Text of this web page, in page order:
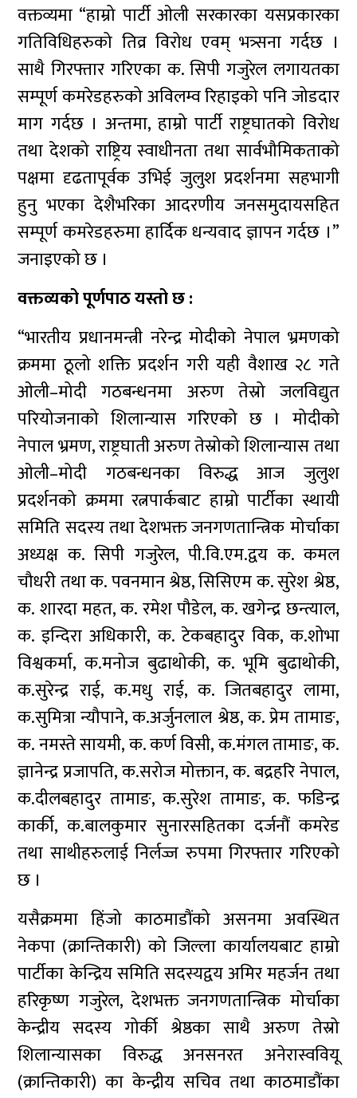
वक्तव्यमा “हाम्रो पार्टी ओली सरकारका यसप्रकारका
गतिविधिहरुको तिव्र विरोध एवम् भत्र्सना गर्दछ ।
साथै गिरफ्तार गरिएका क. सिपी गजुरेल लगायतका
सम्पूर्ण कमरेडहरुको अविलम्व रिहाइको पनि जोडदार
माग गर्दछ । अन्तमा, हाम्रो पार्टी राष्ट्रघातको विरोध
तथा देशको राष्ट्रिय स्वाधीनता तथा सार्वभौमिकताको
पक्षमा दृढतापूर्वक उभिई जुलुश प्रदर्शनमा सहभागी
हुनु भएका देशैभरिका आदरणीय जनसमुदायसहित
सम्पूर्ण कमरेडहरुमा हार्दिक धन्यवाद ज्ञापन गर्दछ ।”
जनाइएको छ ।
वक्तव्यको पूर्णपाठ यस्तो छ :
“भारतीय प्रधानमन्त्री नरेन्द्र मोदीको नेपाल भ्रमणको
क्रममा ठूलो शक्ति प्रदर्शन गरी यही वैशाख २८ गते
ओली–मोदी गठबन्धनमा अरुण तेस्रो जलविद्युत
परियोजनाको शिलान्यास गरिएको छ । मोदीको
नेपाल भ्रमण, राष्ट्रघाती अरुण तेस्रोको शिलान्यास तथा
ओली–मोदी गठबन्धनका विरुद्ध आज जुलुश
प्रदर्शनको क्रममा रत्नपार्कबाट हाम्रो पार्टीका स्थायी
समिति सदस्य तथा देशभक्त जनगणतान्त्रिक मोर्चाका
अध्यक्ष क. सिपी गजुरेल, पी.वि.एम.द्वय क. कमल
चौधरी तथा क. पवनमान श्रेष्ठ, सिसिएम क. सुरेश श्रेष्ठ,
क. शारदा महत, क. रमेश पौडेल, क. खगेन्द्र छन्त्याल,
क. इन्दिरा अधिकारी, क. टेकबहादुर विक, क.शोभा
विश्वकर्मा, क.मनोज बुढाथोकी, क. भूमि बुढाथोकी,
क.सुरेन्द्र राई, क.मधु राई, क. जितबहादुर लामा,
क.सुमित्रा न्यौपाने, क.अर्जुनलाल श्रेष्ठ, क. प्रेम तामाङ,
क. नमस्ते सायमी, क. कर्ण विसी, क.मंगल तामाङ, क.
ज्ञानेन्द्र प्रजापति, क.सरोज मोक्तान, क. बद्रहरि नेपाल,
क.दीलबहादुर तामाङ, क.सुरेश तामाङ, क. फडिन्द्र
कार्की, क.बालकुमार सुनारसहितका दर्जनौं कमरेड
तथा साथीहरुलाई निर्लज्ज रुपमा गिरफ्तार गरिएको
छ ।
यसैक्रममा हिंजो काठमाडौंको असनमा अवस्थित
नेकपा (क्रान्तिकारी) को जिल्ला कार्यालयबाट हाम्रो
पार्टीका केन्द्रिय समिति सदस्यद्वय अमिर महर्जन तथा
हरिकृष्ण गजुरेल, देशभक्त जनगणतान्त्रिक मोर्चाका
केन्द्रीय सदस्य गोर्की श्रेष्ठका साथै अरुण तेस्रो
शिलान्यासका विरुद्ध अनसनरत अनेरास्ववियू
(क्रान्तिकारी) का केन्द्रीय सचिव तथा काठमाडौंका